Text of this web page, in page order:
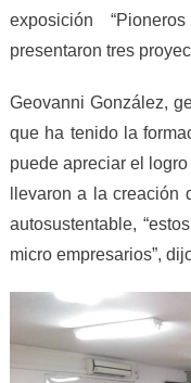
exposición
presentaron tres
Geovanni González,
que ha tenido la
puede apreciar el
llevaron a la creación
autosustentable,
micro empresarios”,